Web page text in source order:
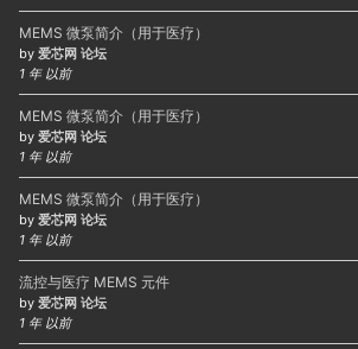
MEMS 微泵简介（用于医疗）
by 爱芯网 论坛
1 年 以前
MEMS 微泵简介（用于医疗）
by 爱芯网 论坛
1 年 以前
MEMS 微泵简介（用于医疗）
by 爱芯网 论坛
1 年 以前
流控与医疗 MEMS 元件
by 爱芯网 论坛
1 年 以前